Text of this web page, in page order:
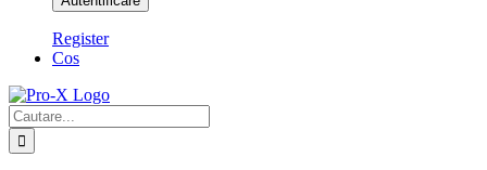
Register
Cos
Cautare...